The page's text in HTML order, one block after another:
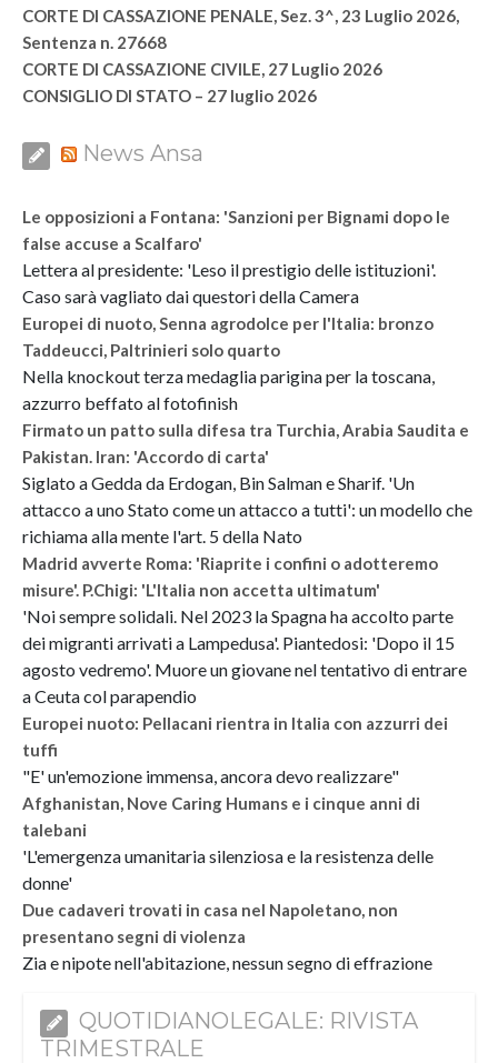
CORTE DI CASSAZIONE PENALE, Sez. 3^, 23 Luglio 2026,
Sentenza n. 27668
CORTE DI CASSAZIONE CIVILE, 27 Luglio 2026
CONSIGLIO DI STATO – 27 luglio 2026
News Ansa
Le opposizioni a Fontana: 'Sanzioni per Bignami dopo le
false accuse a Scalfaro'
Lettera al presidente: 'Leso il prestigio delle istituzioni'.
Caso sarà vagliato dai questori della Camera
Europei di nuoto, Senna agrodolce per l'Italia: bronzo
Taddeucci, Paltrinieri solo quarto
Nella knockout terza medaglia parigina per la toscana,
azzurro beffato al fotofinish
Firmato un patto sulla difesa tra Turchia, Arabia Saudita e
Pakistan. Iran: 'Accordo di carta'
Siglato a Gedda da Erdogan, Bin Salman e Sharif. 'Un
attacco a uno Stato come un attacco a tutti': un modello che
richiama alla mente l'art. 5 della Nato
Madrid avverte Roma: 'Riaprite i confini o adotteremo
misure'. P.Chigi: 'L'Italia non accetta ultimatum'
'Noi sempre solidali. Nel 2023 la Spagna ha accolto parte
dei migranti arrivati a Lampedusa'. Piantedosi: 'Dopo il 15
agosto vedremo'. Muore un giovane nel tentativo di entrare
a Ceuta col parapendio
Europei nuoto: Pellacani rientra in Italia con azzurri dei
tuffi
"E' un'emozione immensa, ancora devo realizzare"
Afghanistan, Nove Caring Humans e i cinque anni di
talebani
'L'emergenza umanitaria silenziosa e la resistenza delle
donne'
Due cadaveri trovati in casa nel Napoletano, non
presentano segni di violenza
Zia e nipote nell'abitazione, nessun segno di effrazione
QUOTIDIANOLEGALE: RIVISTA
TRIMESTRALE